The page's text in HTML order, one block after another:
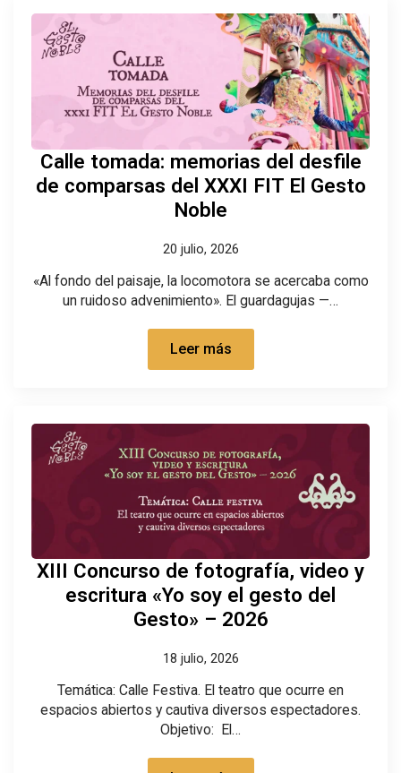
Calle tomada: memorias del desfile
de comparsas del XXXI FIT El Gesto
Noble
20 julio, 2026
«Al fondo del paisaje, la locomotora se acercaba como
un ruidoso advenimiento». El guardagujas —…
Leer más
XIII Concurso de fotografía, video y
escritura «Yo soy el gesto del
Gesto» – 2026
18 julio, 2026
Temática: Calle Festiva. El teatro que ocurre en
espacios abiertos y cautiva diversos espectadores.
Objetivo: El…